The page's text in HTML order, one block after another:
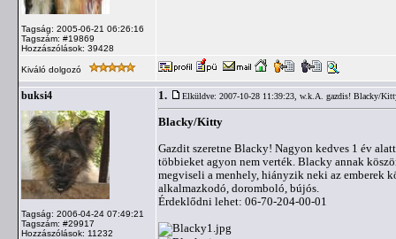
Tagság: 2005-06-21 06:26:16
Tagszám: #19869
Hozzászólások: 39428
Kiváló dolgozó
buksi4
Tagság: 2006-04-24 07:49:21
Tagszám: #29917
Hozzászólások: 11232
1. Elküldve: 2007-10-28 11:39:23, w.k.A. gazdis! Blacky/
Blacky/Kitty
Gazdit szeretne Blacky! Nagyon kedves 1 év
többieket agyon nem verték. Blacky annak
megviseli a menhely, hiányzik neki az emberek
alkalmazkodó, doromboló, bújós.
Érdeklődni lehet: 06-70-204-00-01